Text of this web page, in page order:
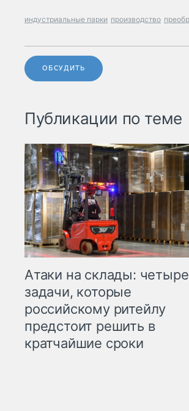
индустриальные парки производство
ОБСУДИТЬ
Публикации по теме
Атаки на склады: четыре
задачи, которые
российскому ритейлу
предстоит решить в
кратчайшие сроки